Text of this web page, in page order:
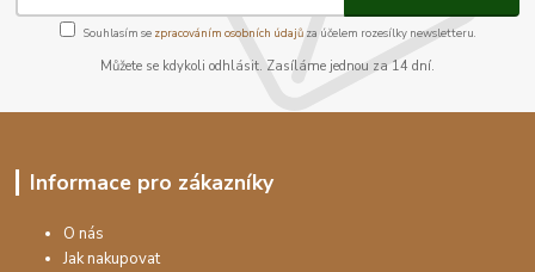
Souhlasím se zpracováním osobních údajůza účelem rozesílky newsletteru.
Můžete se kdykoli odhlásit. Zasíláme jednou za 14 dní.
Informace pro zákazníky
O nás
Jak nakupovat